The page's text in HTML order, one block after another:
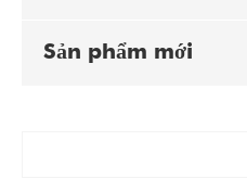
Sản phẩm mới